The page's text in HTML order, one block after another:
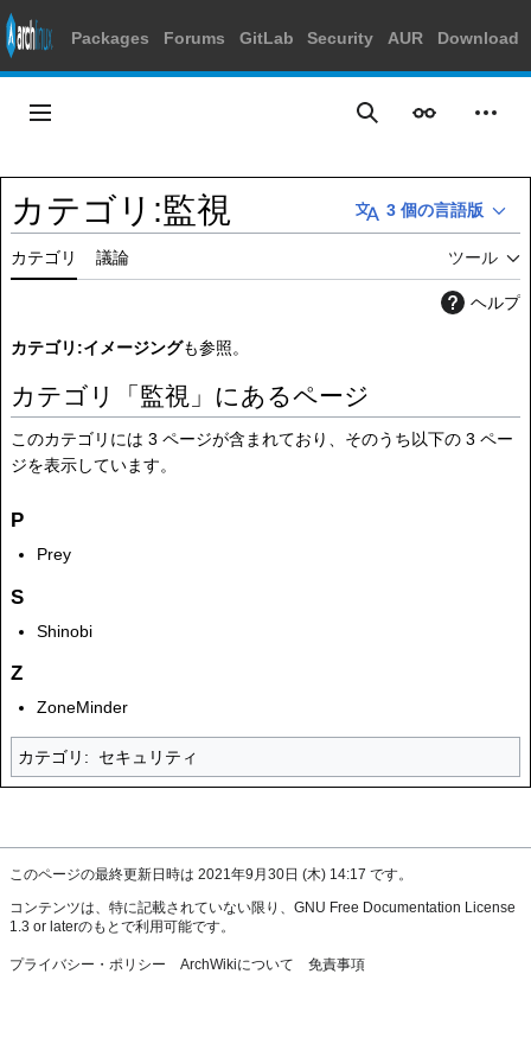
Packages Forums GitLab Security AUR Download
に
ス
キ
ッ
メインメニュー 検索 表示 個人
カテゴリ :監視 3 個の言語版
カテゴリ 議論 ツール
ヘルプ
カテゴリ:イメージングも参照。
カテゴリ「監視」にあるページ
このカテゴリには 3 ページが含まれており、そのうち以下の 3 ペー
ジを表示しています。
P
Prey
S
Shinobi
Z
ZoneMinder
カテゴリ : セキュリティ
このページの最終更新日時は 2021年9月30日 (木) 14:17 です。
コンテンツは、特に記載されていない限り、 GNU Free Documentation License
1.3 or laterのもとで利用可能です。
プライバシー・ポリシー ArchWikiについて 免責事項